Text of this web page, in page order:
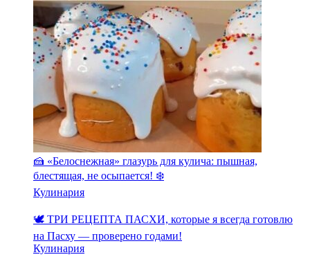
🍰 «Белоснежная» глазурь для кулича: пышная,
блестящая, не осыпается! ❄️
Кулинария
🕊️ ТРИ РЕЦЕПТА ПАСХИ, которые я всегда готовлю
на Пасху — проверено годами!
Кулинария